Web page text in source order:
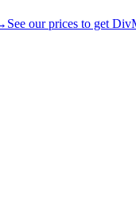
See our prices to get